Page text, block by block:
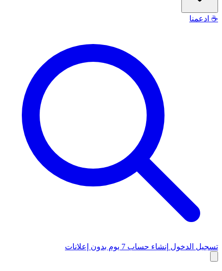
☕ ادعمنا
تسجيل الدخول إنشاء حساب 7 يوم بدون إعلانات